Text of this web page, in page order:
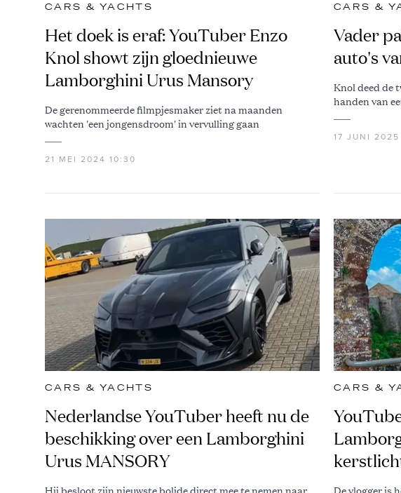
CARS & YACHTS
Het doek is eraf: YouTuber Enzo
Knol showt zijn gloednieuwe
Lamborghini Urus Mansory
De gerenommeerde filmpjesmaker ziet na maanden
wachten 'een jongensdroom' in vervulling gaan
21 MEI 2024 10:30
CARS &
Vader
auto's
Knol deed de
handen van
17 JUNI 2025
CARS & YACHTS
Nederlandse YouTuber heeft nu de
beschikking over een Lamborghini
Urus MANSORY
CARS &